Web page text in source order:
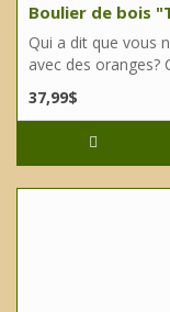
Boulier de bois
Qui a dit que vous
avec des oranges?
37,99$